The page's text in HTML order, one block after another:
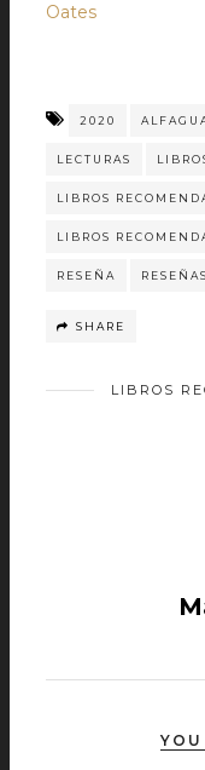
Oates
2020
LECTURAS
LIBROS
LIBROS
RESEÑA RESEÑAS
SHARE
LIBROS